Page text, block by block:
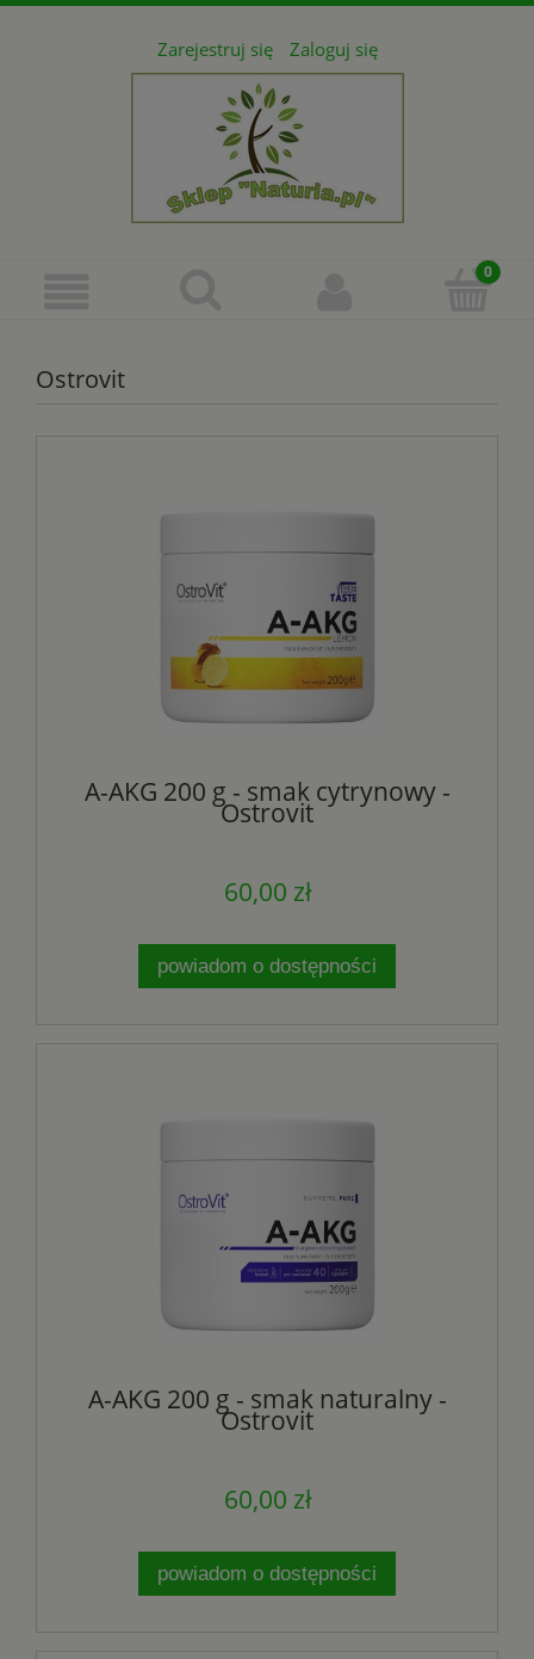
Zarejestruj się Zaloguj się
Ostrovit
A-AKG 200 g - smak cytrynowy -
Ostrovit
60,00 zł
powiadom o dostępności
A-AKG 200 g - smak naturalny -
Ostrovit
60,00 zł
powiadom o dostępności